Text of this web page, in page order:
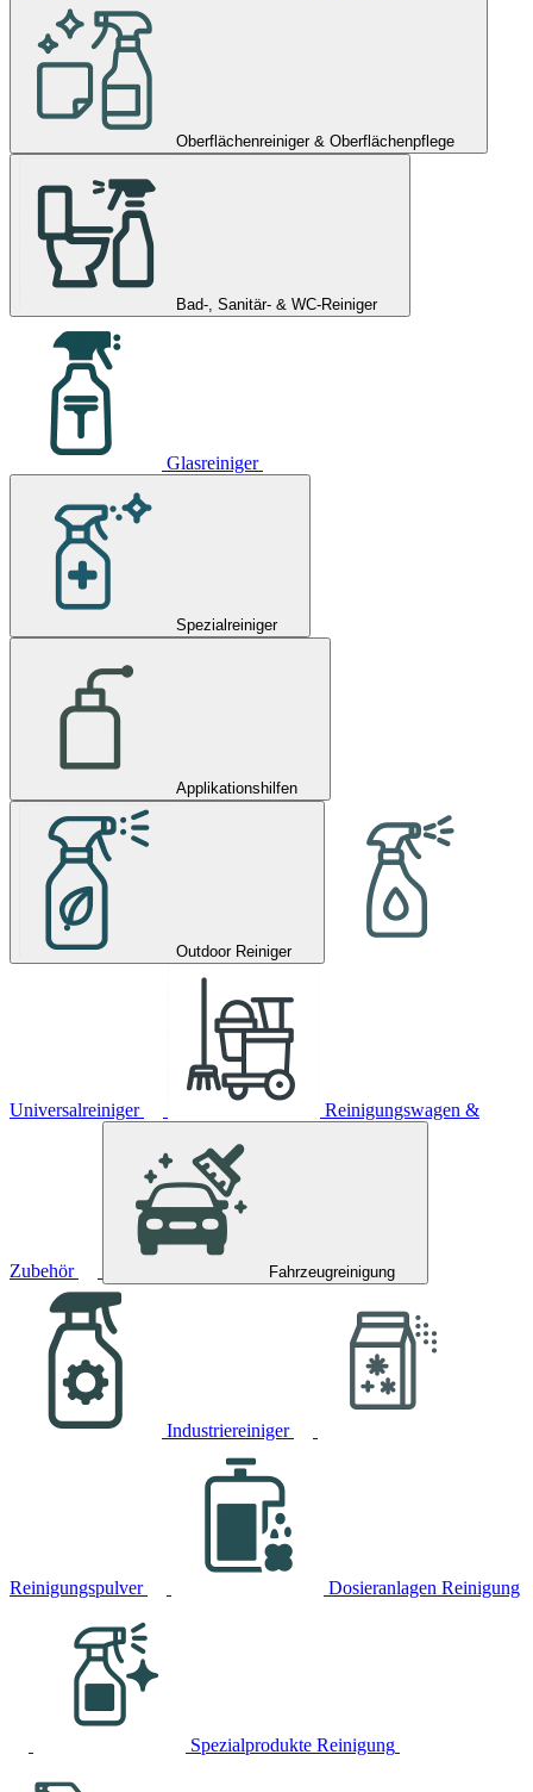
Oberflächenreiniger & Oberflächenpflege
Bad-, Sanitär- & WC-Reiniger
Glasreiniger
Spezialreiniger
Applikationshilfen
Outdoor Reiniger
Universalreiniger Reinigungswagen &
Zubehör Fahrzeugreinigung
Industriereiniger
Reinigungspulver Dosieranlagen Reinigung
Spezialprodukte Reinigung